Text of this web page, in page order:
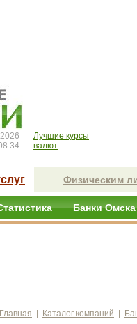
Лучшие курсы
валют
Физическим
Банки Омска
Главная Каталог компаний